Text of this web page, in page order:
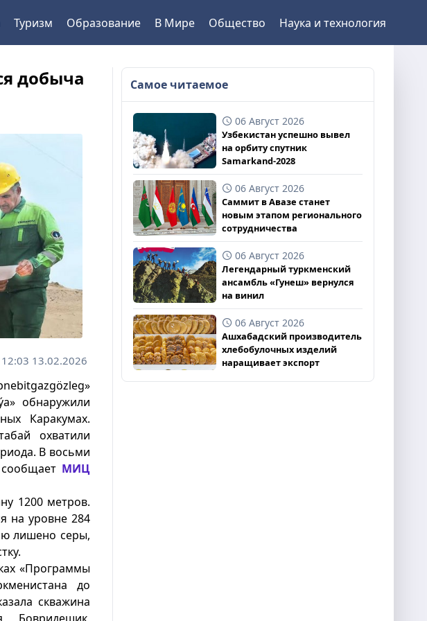
Туризм Образование В Мире Общество Наука и технология
добыча
12:03 13.02.2026
обнаружили
Каракумах.
охватили
В восьми
МИЦ
1200 метров.
на уровне 284
лишено серы,
«Программы
до
скважина
Самое читаемое
06 Август 2026
Узбекистан успешно вывел
на орбиту спутник
Samarkand-2028
06 Август 2026
Саммит в Авазе станет
новым этапом регионального
сотрудничества
06 Август 2026
Легендарный туркменский
ансамбль «Гунеш» вернулся
на винил
06 Август 2026
Ашхабадский производитель
хлебобулочных изделий
наращивает экспорт